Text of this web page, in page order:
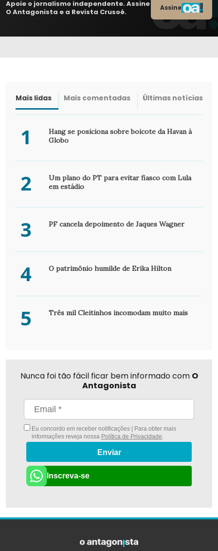
Apoie o jornalismo independente. Assine
O Antagonista e a Revista Crusoé.
Assine
Mais lidas Mais comentadas Últimas notícias
1
Hang se posiciona sobre boicote da Havan à
Globo
2
Um plano do PT para evitar fiasco com Lula
em estádio
3 PF cancela depoimento de Jaques Wagner
4 O patrimônio humilde de Erika Hilton
5 Três mil Cleitinhos incomodam muito mais
Nunca foi tão fácil ficar bem informado com O
Antagonista
Eu concordo em receber notificações | Para obter mais
informações reveja nossa Política de Privacidade.
Enviar
Inscreva-se